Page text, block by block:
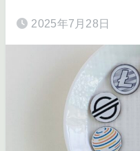
2025年7月28日